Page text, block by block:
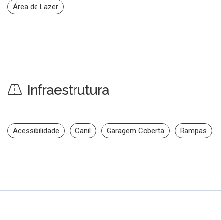
Área de Lazer
Infraestrutura
Acessibilidade Canil Garagem Coberta Rampas